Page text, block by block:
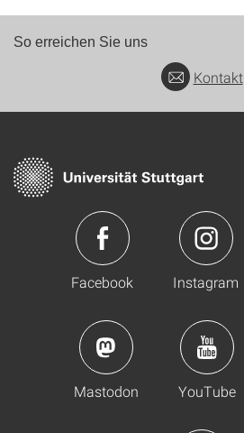
So erreichen Sie uns
Kontakt
Facebook Instagram
Mastodon YouTube